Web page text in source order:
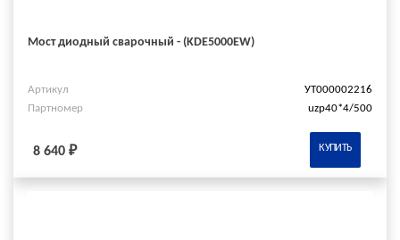
Мост диодный сварочный - (KDE5000EW)
Артикул
УТ000002216
Партномер
uzp40*4/500
8 640 ₽ КУПИТЬ